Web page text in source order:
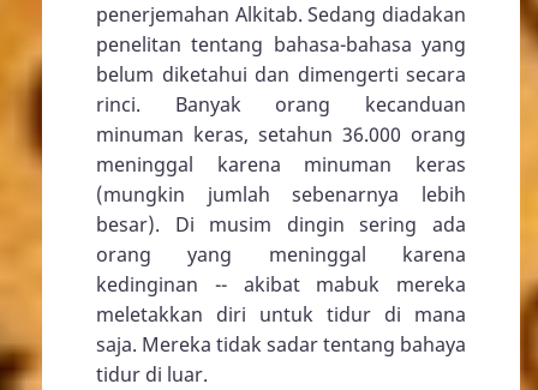
penerjemahan Alkitab. Sedang diadakan
penelitan tentang bahasa-bahasa yang
belum diketahui dan dimengerti secara
rinci. Banyak orang kecanduan
minuman keras, setahun 36.000 orang
meninggal karena minuman keras
(mungkin jumlah sebenarnya lebih
besar). Di musim dingin sering ada
orang yang meninggal karena
kedinginan -- akibat mabuk mereka
meletakkan diri untuk tidur di mana
saja. Mereka tidak sadar tentang bahaya
tidur di luar.